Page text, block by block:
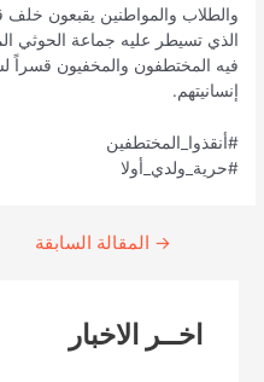
والطلاب والمواطنين يقبعون
الذي تسيطر عليه جماعة الحوثي
فيه المختطفون والمخفيون قسراً
إنسانيتهم.
#أنقذوا_المختطفين
#حرية_ولدي_أولا
Continue
→ المقالة السابقة
اخــر الاخبار